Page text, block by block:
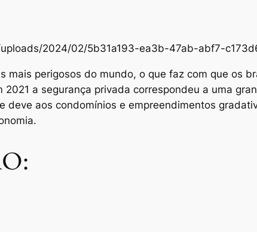
2024/02/5b31a193-ea3b-47ab-abf7-
mais perigosos do mundo, o que faz com que os
a segurança privada correspondeu a uma
aos condomínios e empreendimentos